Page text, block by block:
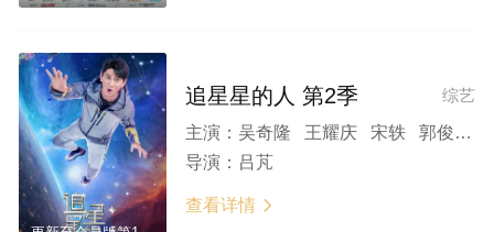
综艺
追星星的人 第2季
主演： 吴奇隆 王耀庆 宋轶 郭俊辰 董思成
导演： 吕芃
查看详情 